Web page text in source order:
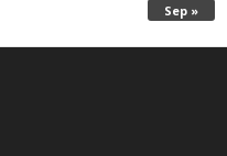
Sep »